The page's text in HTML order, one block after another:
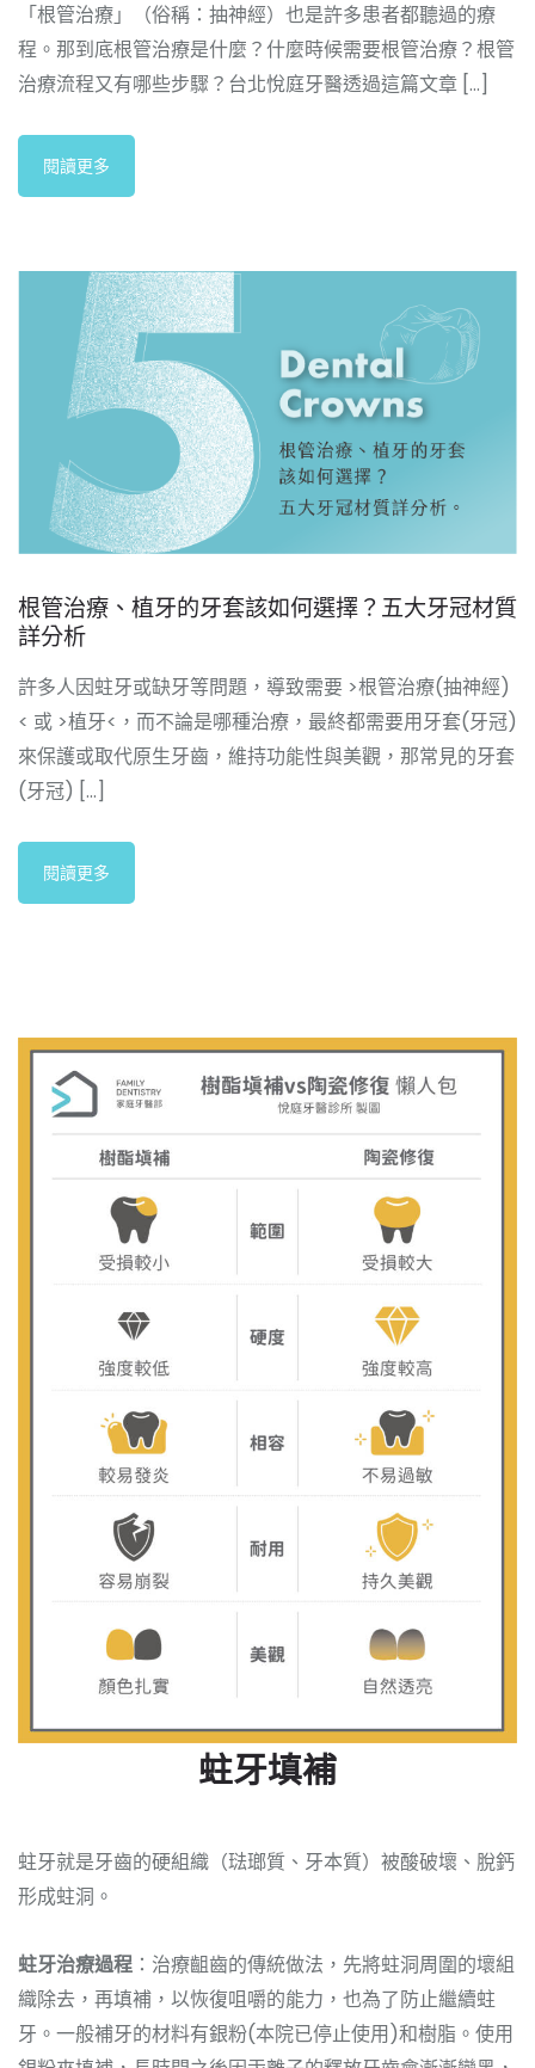
「根管治療」（俗稱：抽神經）也是許多患者都聽過的療
程。那到底根管治療是什麼？什麼時候需要根管治療？根管
治療流程又有哪些步驟？台北悅庭牙醫透過這篇文章 [...]
閱讀更多
根管治療、植牙的牙套該如何選擇？五大牙冠材質
詳分析
許多人因蛀牙或缺牙等問題，導致需要 >根管治療(抽神經)
< 或 >植牙<，而不論是哪種治療，最終都需要用牙套(牙冠)
來保護或取代原生牙齒，維持功能性與美觀，那常見的牙套
(牙冠) [...]
閱讀更多
蛀牙填補
蛀牙就是牙齒的硬組織（琺瑯質、牙本質）被酸破壞、脫鈣
形成蛀洞。
蛀牙治療過程 ：治療齟齒的傳統做法，先將蛀洞周圍的壞組
織除去，再填補，以恢復咀嚼的能力，也為了防止繼續蛀
牙。一般補牙的材料有銀粉(本院已停止使用)和樹脂。使用